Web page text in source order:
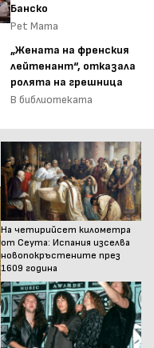
Банско
Pet Mama
„Жената на френския
лейтенант“, отказала
ролята на грешница
В библиотеката
На четирийсет километра
от Сеута: Испания изселва
новопокръстените през
1609 година